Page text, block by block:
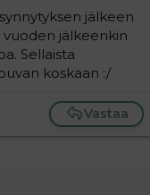
jälkeen
jälkeenkin
Sellaista
koskaan :/
Vastaa